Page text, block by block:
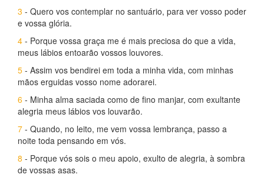
3 - Quero vos contemplar no santuário, para ver vosso poder
e vossa glória.
4 - Porque vossa graça me é mais preciosa do que a vida,
meus lábios entoarão vossos louvores.
5 - Assim vos bendirei em toda a minha vida, com minhas
mãos erguidas vosso nome adorarei.
6 - Minha alma saciada como de fino manjar, com exultante
alegria meus lábios vos louvarão.
7 - Quando, no leito, me vem vossa lembrança, passo a
noite toda pensando em vós.
8 - Porque vós sois o meu apoio, exulto de alegria, à sombra
de vossas asas.